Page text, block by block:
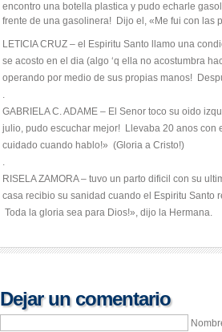
encontro una botella plastica y pudo echarle
frente de una gasolinera! Dijo el, «Me fui con las
LETICIA CRUZ – el Espiritu Santo llamo una
se acosto en el dia (algo ‘q ella no acostumbra
operando por medio de sus propias manos!
.
GABRIELA C. ADAME – El Senor toco su oido
julio, pudo escuchar mejor! Llevaba 20 anos
cuidado cuando hablo!» (Gloria a Cristo!)
.
RISELA ZAMORA – tuvo un parto dificil con su
casa recibio su sanidad cuando el Espiritu Santo
Toda la gloria sea para Dios!», dijo la Hermana.
Dejar un comentario